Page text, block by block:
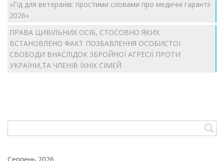
«Гід для ветеранів: простими словами про медичні гарантії
2026»
ПРАВА ЦИВІЛЬНИХ ОСІБ, СТОСОВНО ЯКИХ
ВСТАНОВЛЕНО ФАКТ ПОЗБАВЛЕННЯ ОСОБИСТОЇ
СВОБОДИ ВНАСЛІДОК ЗБРОЙНОЇ АГРЕСІЇ ПРОТИ
УКРАЇНИ,ТА ЧЛЕНІВ ЇХНІХ СІМЕЙ